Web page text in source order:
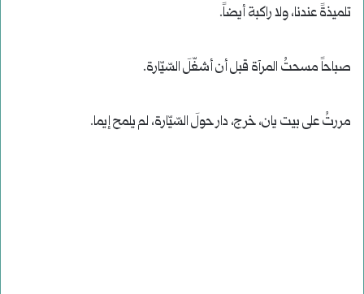
تلميذةً عندنا، ولا راكبة أيضاً.
صباحاً مسحتُ المرآة قبل أن أشغّلَ السّيّارة.
مررتُ على بيت يان، خرج، دار حولَ السّيّارة، لم يلمح إيما.